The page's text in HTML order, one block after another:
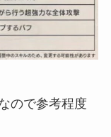
ので参考程度